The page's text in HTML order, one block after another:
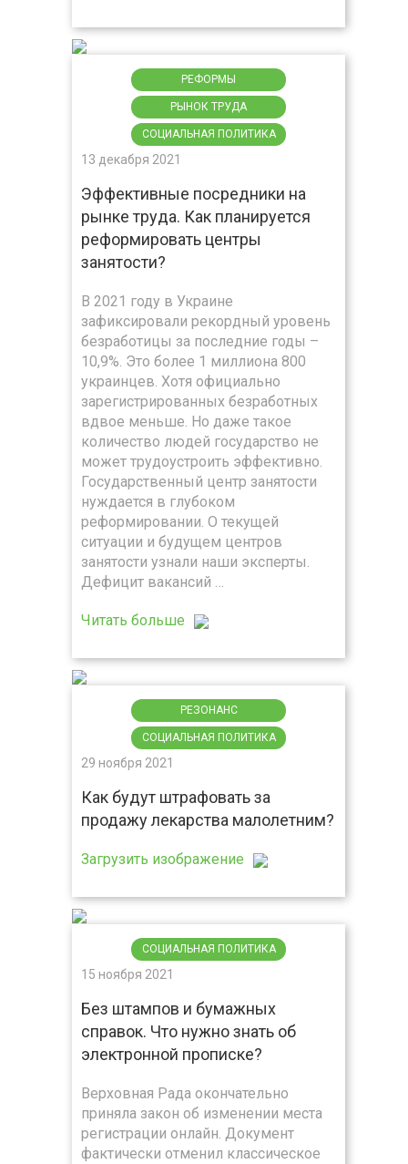
РЕФОРМЫ
РЫНОК ТРУДА
СОЦИАЛЬНАЯ ПОЛИТИКА
13 декабря 2021
Эффективные посредники на
рынке труда. Как планируется
реформировать центры
занятости?
В 2021 году в Украине
зафиксировали рекордный уровень
безработицы за последние годы –
10,9%. Это более 1 миллиона 800
украинцев. Хотя официально
зарегистрированных безработных
вдвое меньше. Но даже такое
количество людей государство не
может трудоустроить эффективно.
Государственный центр занятости
нуждается в глубоком
реформировании. О текущей
ситуации и будущем центров
занятости узнали наши эксперты.
Дефицит вакансий …
Читать больше
РЕЗОНАНС
СОЦИАЛЬНАЯ ПОЛИТИКА
29 ноября 2021
Как будут штрафовать за
продажу лекарства малолетним?
Загрузить изображение
СОЦИАЛЬНАЯ ПОЛИТИКА
15 ноября 2021
Без штампов и бумажных
справок. Что нужно знать об
электронной прописке?
Верховная Рада окончательно
приняла закон об изменении места
регистрации онлайн. Документ
фактически отменил классическое